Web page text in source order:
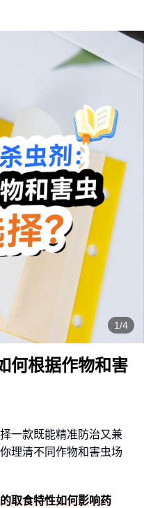
1/4
何根据作物和害
一款既能精准防治又兼
理清不同作物和害虫场
取食特性如何影响药